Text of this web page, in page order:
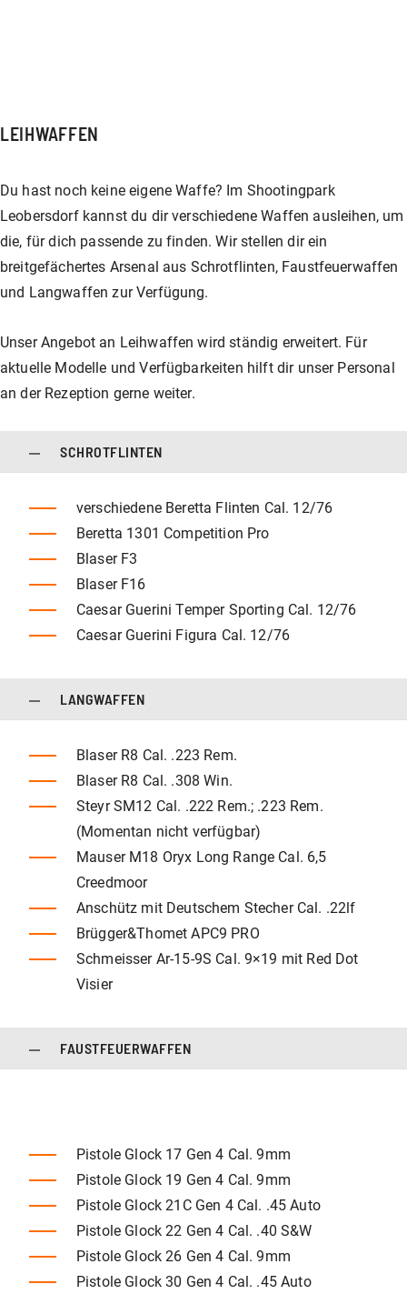
LEIHWAFFEN
Du hast noch keine eigene Waffe? Im Shootingpark
Leobersdorf kannst du dir verschiedene Waffen ausleihen, um
die, für dich passende zu finden. Wir stellen dir ein
breitgefächertes Arsenal aus Schrotflinten, Faustfeuerwaffen
und Langwaffen zur Verfügung.
Unser Angebot an Leihwaffen wird ständig erweitert. Für
aktuelle Modelle und Verfügbarkeiten hilft dir unser Personal
an der Rezeption gerne weiter.
SCHROTFLINTEN
verschiedene Beretta Flinten Cal. 12/76
Beretta 1301 Competition Pro
Blaser F3
Blaser F16
Caesar Guerini Temper Sporting Cal. 12/76
Caesar Guerini Figura Cal. 12/76
LANGWAFFEN
Blaser R8 Cal. .223 Rem.
Blaser R8 Cal. .308 Win.
Steyr SM12 Cal. .222 Rem.; .223 Rem.
(Momentan nicht verfügbar)
Mauser M18 Oryx Long Range Cal. 6,5
Creedmoor
Anschütz mit Deutschem Stecher Cal. .22lf
Brügger&Thomet APC9 PRO
Schmeisser Ar-15-9S Cal. 9×19 mit Red Dot
Visier
FAUSTFEUERWAFFEN
Pistole Glock 17 Gen 4 Cal. 9mm
Pistole Glock 19 Gen 4 Cal. 9mm
Pistole Glock 21C Gen 4 Cal. .45 Auto
Pistole Glock 22 Gen 4 Cal. .40 S&W
Pistole Glock 26 Gen 4 Cal. 9mm
Pistole Glock 30 Gen 4 Cal. .45 Auto